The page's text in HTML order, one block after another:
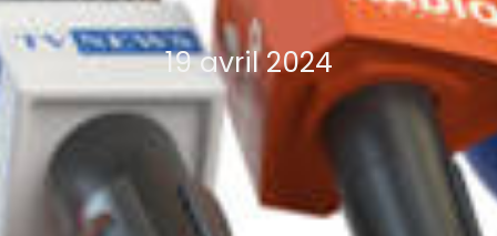
19 avril 2024